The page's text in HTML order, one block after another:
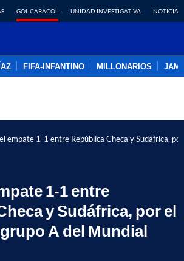
GOL CARACOL UNIDAD INVESTIGATIVA NOTICIAS
FIFA-INFANTINO MILLONARIOS
empate 1-1 entre República Checa y Sudáfrica,
1-1 entre
y Sudáfrica, por el
A del Mundial